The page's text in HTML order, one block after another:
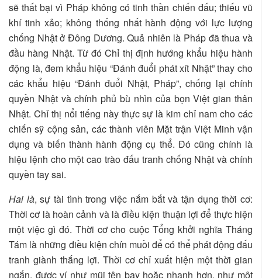
sẽ thất bại vì Pháp không có tinh thần chiến đấu; thiếu vũ
khí tinh xảo; không thống nhất hành động với lực lượng
chống Nhật ở Đông Dương. Quả nhiên là Pháp đã thua và
đầu hàng Nhật. Từ đó Chỉ thị định hướng khẩu hiệu hành
động là, đem khẩu hiệu “Đánh đuổi phát xít Nhật” thay cho
các khẩu hiệu “Đánh đuổi Nhật, Pháp”, chống lại chính
quyền Nhật và chính phủ bù nhìn của bọn Việt gian thân
Nhật. Chỉ thị nổi tiếng này thực sự là kim chỉ nam cho các
chiến sỹ cộng sản, các thành viên Mặt trận Việt Minh vận
dụng và biến thành hành động cụ thể. Đó cũng chính là
hiệu lệnh cho một cao trào đấu tranh chống Nhật và chính
quyền tay sai.
Hai là, sự tài tình trong việc nắm bắt và tận dụng thời cơ:
Thời cơ là hoàn cảnh và là điều kiện thuận lợi để thực hiện
một việc gì đó. Thời cơ cho cuộc Tổng khởi nghĩa Tháng
Tám là những điều kiện chín muồi để có thể phát động đấu
tranh giành thắng lợi. Thời cơ chỉ xuất hiện một thời gian
ngắn, được ví như mũi tên bay hoặc nhanh hơn, như một